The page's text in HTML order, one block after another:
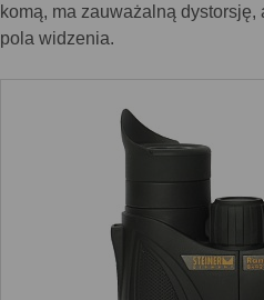
komą, ma zauważalną
pola widzenia.